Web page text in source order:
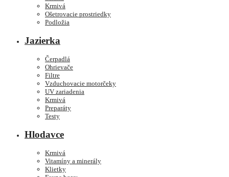
Krmivá
Ošetrovacie prostriedky
Podložia
Jazierka
Čerpadlá
Ohrievače
Filtre
Vzduchovacie motorčeky
UV zariadenia
Krmivá
Preparáty
Testy
Hlodavce
Krmivá
Vitamíny a minerály
Klietky